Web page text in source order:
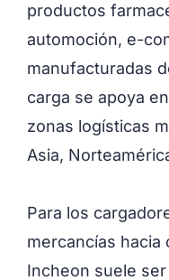
productos
automoción, e-
manufacturadas
carga se apoya
zonas logísticas
Asia,
Para los
mercancías hacia
Incheon suele